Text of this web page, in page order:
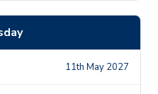
11th May 2027